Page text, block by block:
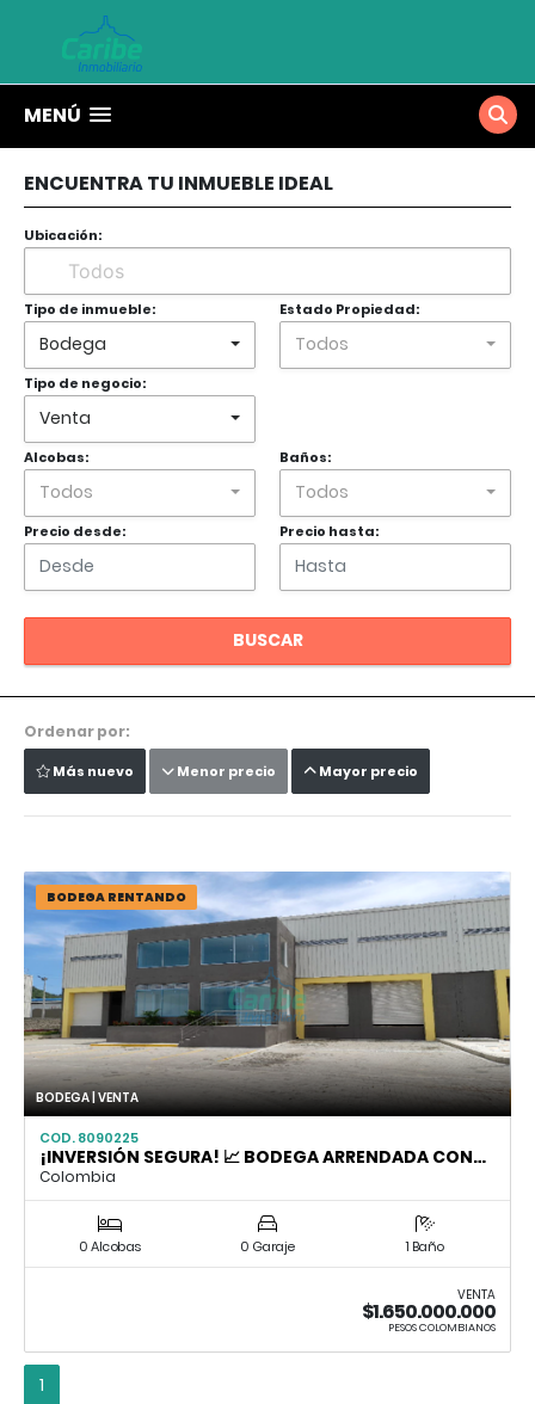
MENÚ
ENCUENTRA TU INMUEBLE IDEAL
Ubicación:
Tipo de inmueble:
Bodega
Estado Propiedad:
Todos
Tipo de negocio:
Venta
Alcobas:
Todos
Baños:
Todos
Precio desde: Precio hasta:
BUSCAR
Ordenar por:
Más nuevo Menor precio Mayor precio
BODEGA RENTANDO
BODEGA | VENTA
COD. 8090225
¡INVERSIÓN SEGURA! 📈 BODEGA ARRENDADA CON…
Colombia
0 Alcobas 0 Garaje 1 Baño
VENTA
$1.650.000.000
PESOS COLOMBIANOS
1